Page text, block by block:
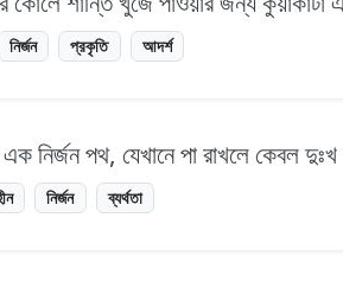
নির্জন প্রকৃতি আদর্শ
এক নির্জন পথ, যেখানে পা রাখলে কেবল
নির্জন ব্যর্থতা